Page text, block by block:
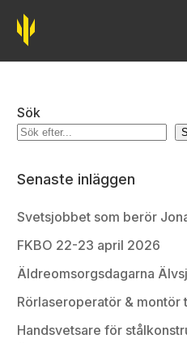
Trident
Sök
Senaste inläggen
Svetsjobbet som berör
FKBO 22-23 april 2026
Äldreomsorgsdagarna
Rörlaseroperatör & montör
Handsvetsare för